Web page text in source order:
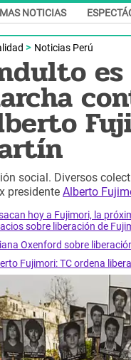
NOTICIAS
Noticias Perú
es
social. Diversos
presidente Alberto
hoy a Fujimori, la
sobre liberación de
Oxenford sobre
Fujimori: TC ordena